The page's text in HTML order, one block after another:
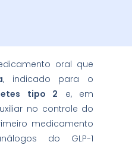
oral que
, indicado para o
tipo 2 e, em
no controle do
medicamento
do GLP-1